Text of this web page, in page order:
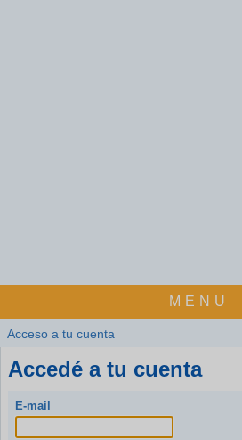
MENU
Acceso a tu cuenta
Accedé a tu cuenta
E-mail